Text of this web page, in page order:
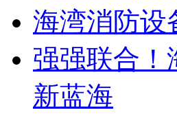
海湾消防设
强强联合！
新蓝海